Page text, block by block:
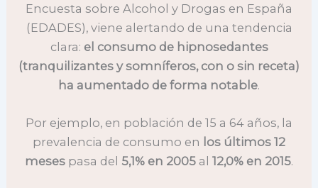
Encuesta sobre Alcohol y Drogas en España
(EDADES), viene alertando de una tendencia
clara: el consumo de hipnosedantes
(tranquilizantes y somníferos, con o sin receta)
ha aumentado de forma notable.
Por ejemplo, en población de 15 a 64 años, la
prevalencia de consumo en los últimos 12
meses pasa del 5,1% en 2005 al 12,0% en 2015.